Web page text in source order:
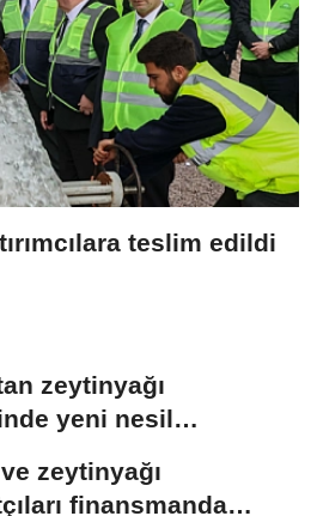
teslim edildi
zeytinyağı
yeni nesil
zeytinyağı
finansmanda